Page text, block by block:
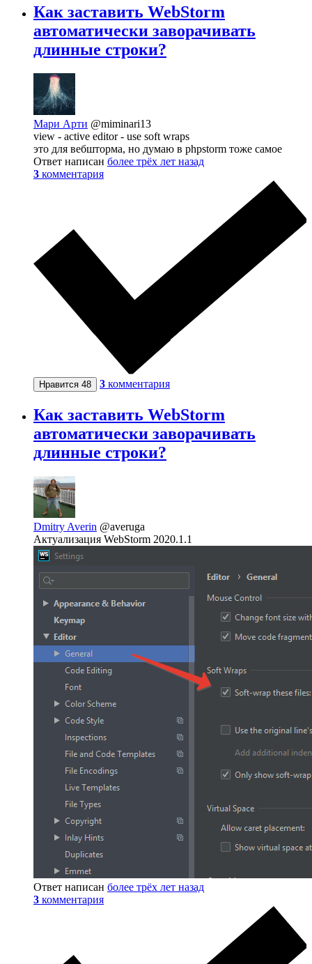
Как заставить WebStorm
автоматически заворачивать
длинные строки?
Мари Арти @miminari13
view - active editor - use soft wraps
это для вебшторма, но думаю в phpstorm тоже самое
Ответ написан более трёх лет назад
3 комментария
Нравится 48 3 комментария
Как заставить WebStorm
автоматически заворачивать
длинные строки?
Dmitry Averin @averuga
Актуализация WebStorm 2020.1.1
Ответ написан более трёх лет назад
3 комментария